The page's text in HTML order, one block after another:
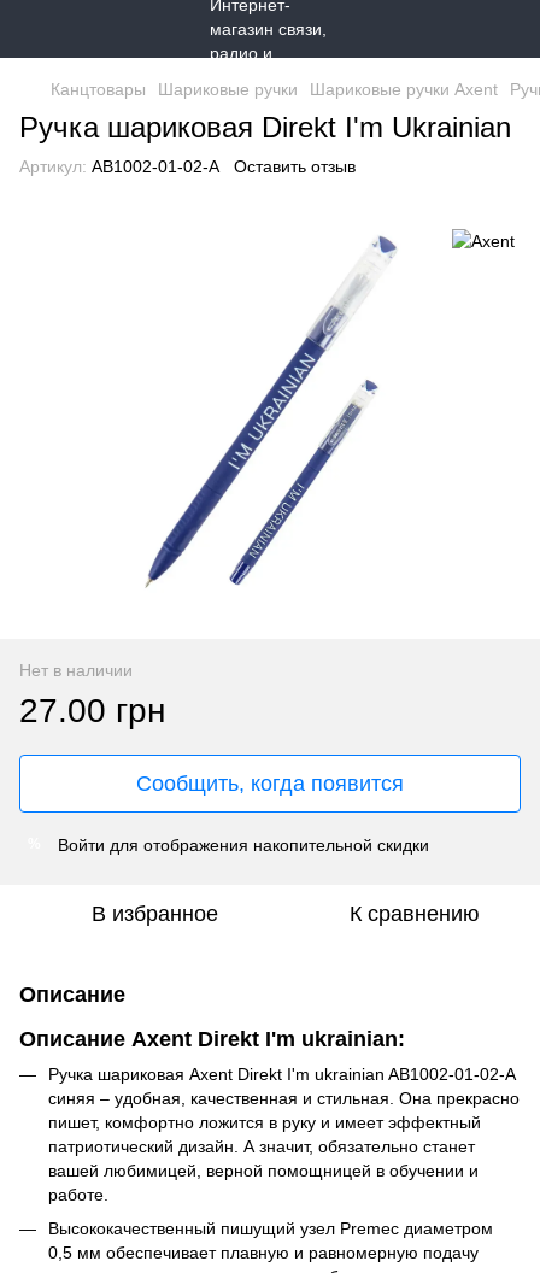
Канцтовары Шариковые ручки Шариковые ручки Axent
Ручка шариковая Direkt I'm Ukrainian
Артикул: AB1002-01-02-A Оставить отзыв
Нет в наличии
27.00 грн
Сообщить, когда появится
Войти для отображения накопительной скидки
В избранное К сравнению
Описание
Описание Axent Direkt I'm ukrainian:
Ручка шариковая Axent Direkt I'm ukrainian AB1002-01-02-A
синяя – удобная, качественная и стильная. Она прекрасно
пишет, комфортно ложится в руку и имеет эффектный
патриотический дизайн. А значит, обязательно станет
вашей любимицей, верной помощницей в обучении и
работе.
Высококачественный пишущий узел Premec диаметром
0,5 мм обеспечивает плавную и равномерную подачу